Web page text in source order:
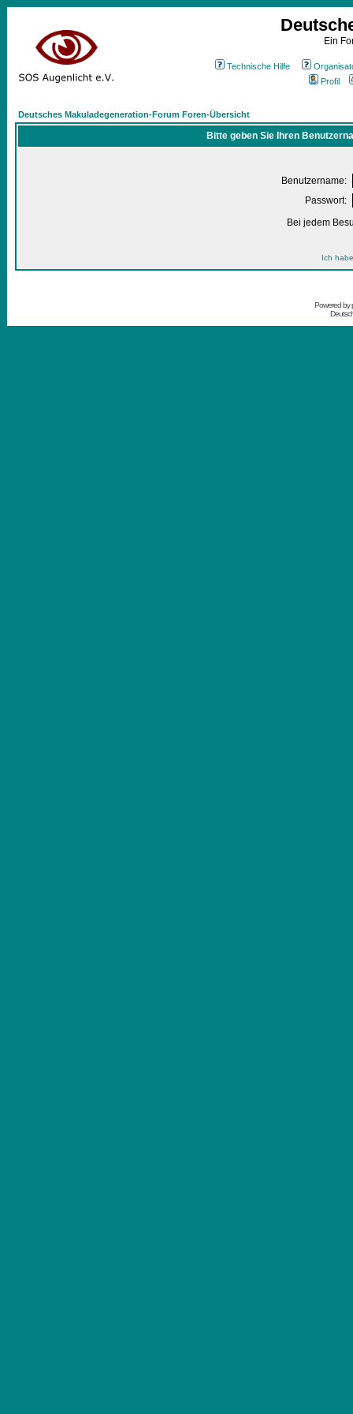
Ein
Technische Hilfe
Profil
Deutsches Makuladegeneration-Forum Foren-Übersicht
Bitte geben Sie Ihren
Benutzername:
Passwort:
Bei jedem
Ich
Powered by